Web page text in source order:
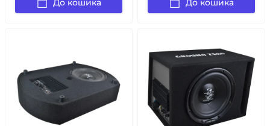
До кошика До кошика